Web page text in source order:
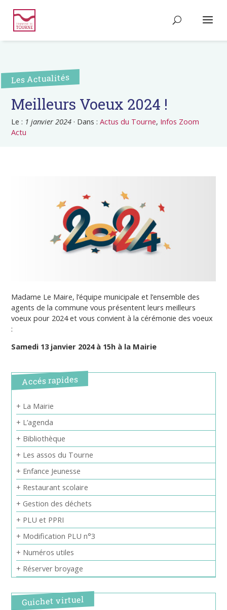
Les Actualités
Meilleurs Voeux 2024 !
Le : 1 janvier 2024 · Dans :Actus du Tourne, Infos Zoom
Actu
Madame Le Maire, l’équipe municipale et l’ensemble des
agents de la commune vous présentent leurs meilleurs
voeux pour 2024 et vous convient à la cérémonie des voeux
:
Samedi 13 janvier 2024 à 15h à la Mairie
Accés rapides
+ La Mairie
+ L’agenda
+ Bibliothèque
+ Les assos du Tourne
+ Enfance Jeunesse
+ Restaurant scolaire
+ Gestion des déchets
+ PLU et PPRI
+ Modification PLU n°3
+ Numéros utiles
+ Réserver broyage
Guichet virtuel